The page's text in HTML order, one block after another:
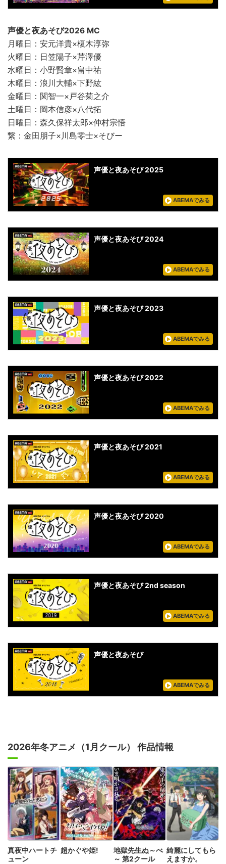
声優と夜あそび2026 MC
月曜日：安元洋貴×榎木淳弥
火曜日：日笠陽子×芹澤優
水曜日：小野賢章×畠中祐
木曜日：浪川大輔×下野紘
金曜日：関智一×戸谷菊之介
土曜日：岡本信彦×八代拓
日曜日：森久保祥太郎×仲村宗悟
繋：金田朋子×川島零士×そびー
声優と夜あそび 2025
ABEMAでみる
声優と夜あそび 2024
ABEMAでみる
声優と夜あそび 2023
ABEMAでみる
声優と夜あそび 2022
ABEMAでみる
声優と夜あそび 2021
ABEMAでみる
声優と夜あそび 2020
ABEMAでみる
声優と夜あそび 2nd season
ABEMAでみる
声優と夜あそび
ABEMAでみる
2026年冬アニメ（1月クール） 作品情報
真夜中ハートチ
ューン
超かぐや姫!
地獄先生ぬ～べ
～ 第2クール
綺麗にしてもら
えますか。